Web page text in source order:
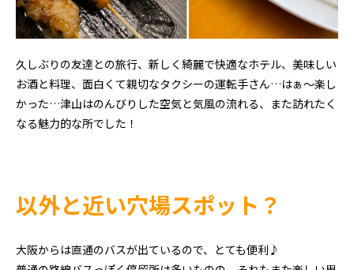
久しぶりの友達との旅行、新しく綺麗で快適なホテル、美味しい
お酒と料理、面白くて親切なタクシーの運転手さん…はぁ～楽し
かった…津山はのんびりした空気と気風の流れる、また訪れたく
なる魅力的な所でした！
以外と近い穴場スポット？
大阪からは直通のバスが出ているので、とても便利♪